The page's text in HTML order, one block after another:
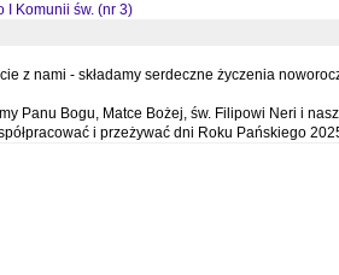
I Komunii św. (nr 3)
z nami - składamy serdeczne życzenia
Panu Bogu, Matce Bożej, św. Filipowi Neri i
i przeżywać dni Roku Pańskiego